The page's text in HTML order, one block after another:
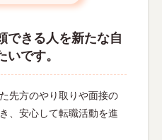
できる人を新たな自
です。
先方のやり取りや面接の
、安心して転職活動を進